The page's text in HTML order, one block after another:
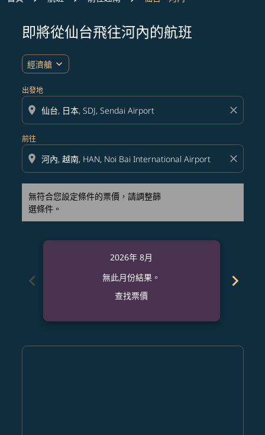
即將從仙台飛往河內的航班
經濟艙 expand_more
出發地
location_on close
前往
location_on close
無符合您設定條件的票價，請調整篩
選條件。
無符合您設定條件的票價，請調整篩選條件。
chevron_left
2026年 8月
無此月份結果。
查找票價
chevron_right